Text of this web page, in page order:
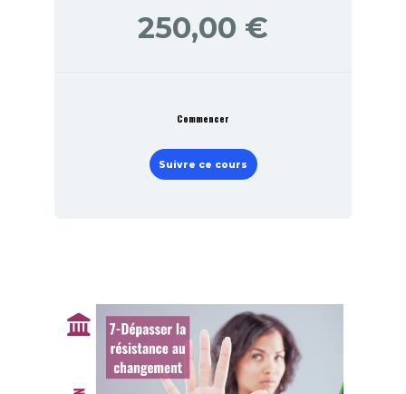
250,00 €
Commencer
Suivre ce cours